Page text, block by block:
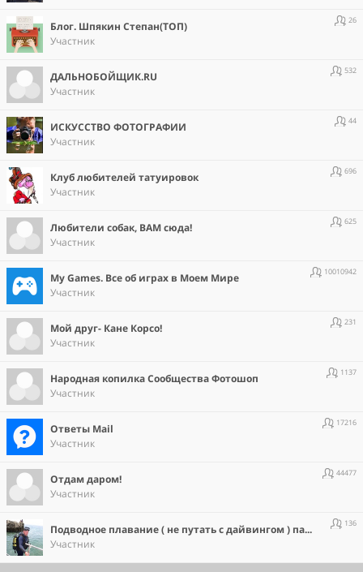
Блог. Шпякин Степан(ТОП)
Участник
26
ДАЛЬНОБОЙЩИК.RU
Участник
532
ИСКУССТВО ФОТОГРАФИИ
Участник
44
Клуб любителей татуировок
Участник
696
Любители собак, ВАМ сюда!
Участник
625
Мy Games. Все об играх в Моем Мире
Участник
10010942
Мой друг- Кане Корсо!
Участник
231
Народная копилка Сообщества Фотошоп
Участник
1137
Ответы Mail
Участник
17216
Отдам даром!
Участник
44477
Подводное плавание ( не путать с дайвингом ) парашют,скалы.
Участник
136